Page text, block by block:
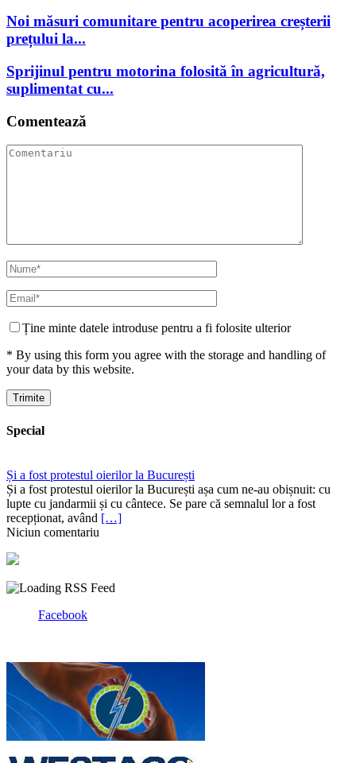
Noi măsuri comunitare pentru acoperirea creșterii
prețului la...
Sprijinul pentru motorina folosită în agricultură,
suplimentat cu...
Comentează
Ține minte datele introduse pentru a fi folosite ulterior
* By using this form you agree with the storage and handling of
your data by this website.
Special
Și a fost protestul oierilor la București
Și a fost protestul oierilor la București așa cum ne-au obișnuit: cu
lupte cu jandarmii și cu cântece. Se pare că semnalul lor a fost
recepționat, având […]
Niciun comentariu
Facebook